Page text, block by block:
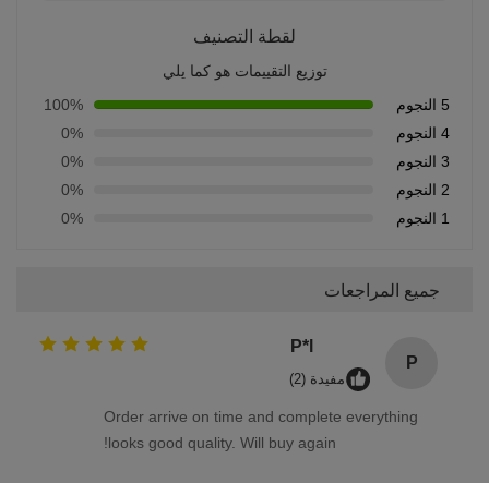
لقطة التصنيف
توزيع التقييمات هو كما يلي
5 النجوم
100%
4 النجوم
0%
3 النجوم
0%
2 النجوم
0%
1 النجوم
0%
جميع المراجعات
P
P*l
مفيدة (2)
Order arrive on time and complete everything
looks good quality. Will buy again!